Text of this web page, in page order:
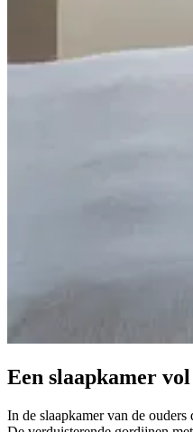
Een slaapkamer vol
In de slaapkamer van de